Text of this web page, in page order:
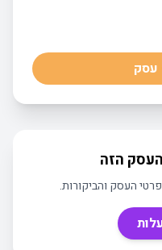
הזה
העסק והביקורות.